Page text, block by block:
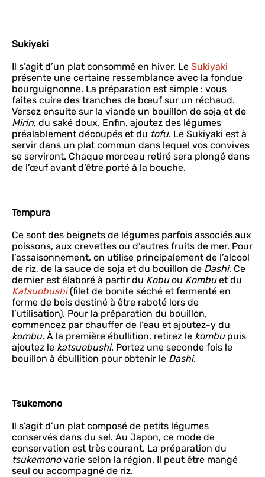
Sukiyaki
Il s’agit d’un plat consommé en hiver. Le Sukiyaki
présente une certaine ressemblance avec la fondue
bourguignonne. La préparation est simple : vous
faites cuire des tranches de bœuf sur un réchaud.
Versez ensuite sur la viande un bouillon de soja et de
Mirin, du saké doux. Enfin, ajoutez des légumes
préalablement découpés et du tofu. Le Sukiyaki est à
servir dans un plat commun dans lequel vos convives
se serviront. Chaque morceau retiré sera plongé dans
de l’œuf avant d’être porté à la bouche.
Tempura
Ce sont des beignets de légumes parfois associés aux
poissons, aux crevettes ou d’autres fruits de mer. Pour
l’assaisonnement, on utilise principalement de l’alcool
de riz, de la sauce de soja et du bouillon de Dashi. Ce
dernier est élaboré à partir du Kobuou Kombuet du
Katsuobushi(filet de bonite séché et fermenté en
forme de bois destiné à être raboté lors de
l’utilisation). Pour la préparation du bouillon,
commencez par chauffer de l’eau et ajoutez-y du
kombu. À la première ébullition, retirez le kombupuis
ajoutez le katsuobushi. Portez une seconde fois le
bouillon à ébullition pour obtenir le Dashi.
Tsukemono
Il s’agit d’un plat composé de petits légumes
conservés dans du sel. Au Japon, ce mode de
conservation est très courant. La préparation du
tsukemonovarie selon la région. Il peut être mangé
seul ou accompagné de riz.